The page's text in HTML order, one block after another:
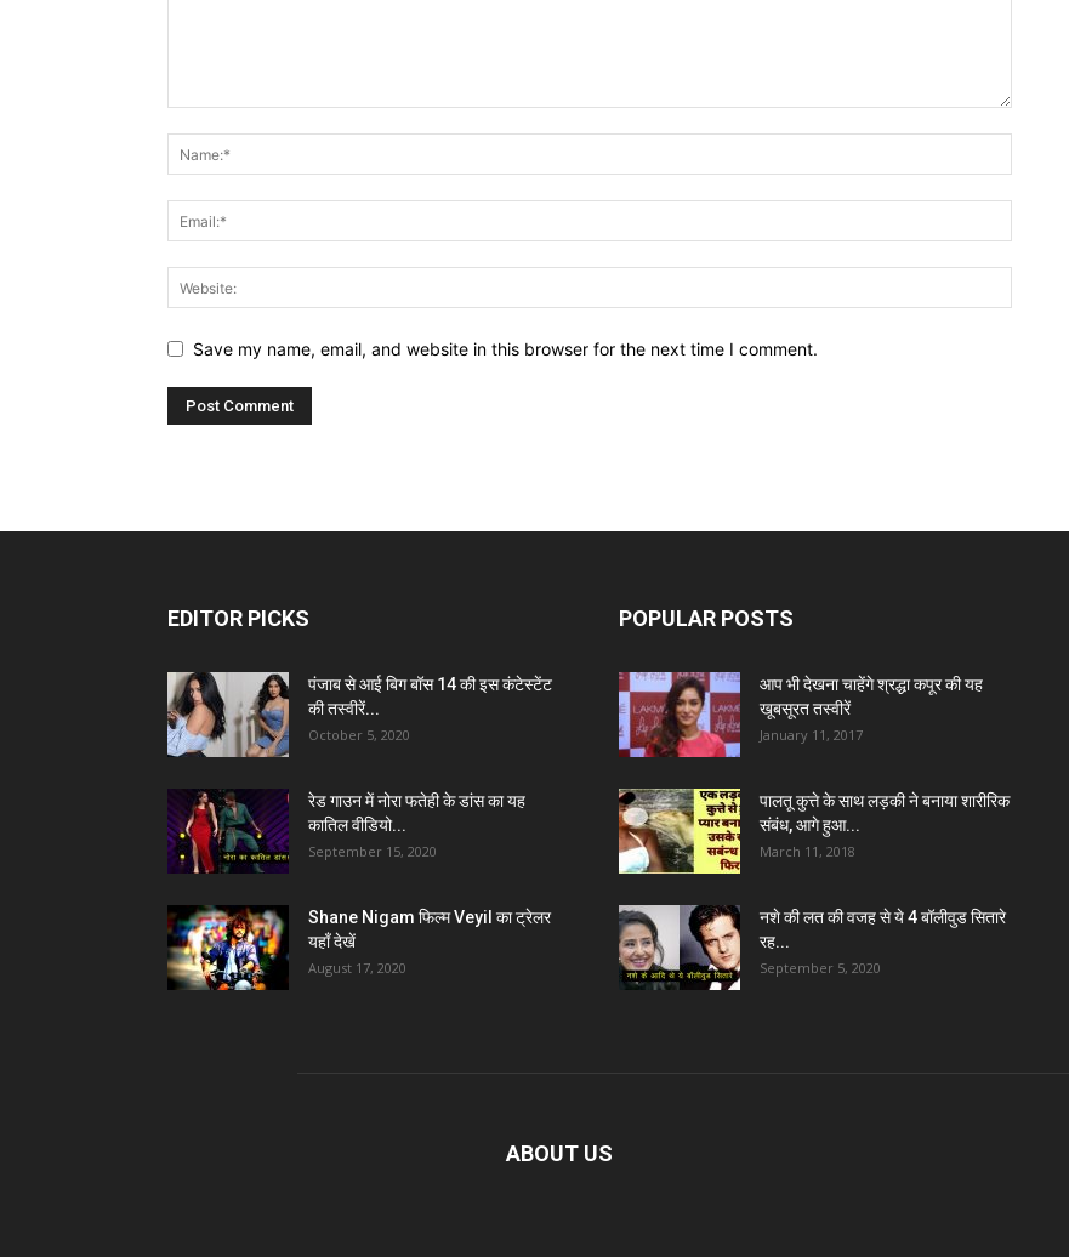
Save my name, email, and website in this browser for the next time I comment.
EDITOR PICKS
पंजाब से आई बिग बॉस 14 की इस कंटेस्टेंट
की तस्वीरें...
October 5, 2020
रेड गाउन में नोरा फतेही के डांस का यह
कातिल वीडियो...
September 15, 2020
Shane Nigam फिल्म Veyil का ट्रेलर
यहाँ देखें
August 17, 2020
POPULAR POSTS
आप भी देखना चाहेंगे श्रद्धा कपूर की यह
खूबसूरत तस्वीरें
January 11, 2017
पालतू कुत्ते के साथ लड़की ने बनाया शारीरिक
संबंध, आगे हुआ...
March 11, 2018
नशे की लत की वजह से ये 4 बॉलीवुड सितारे
रह...
September 5, 2020
ABOUT US